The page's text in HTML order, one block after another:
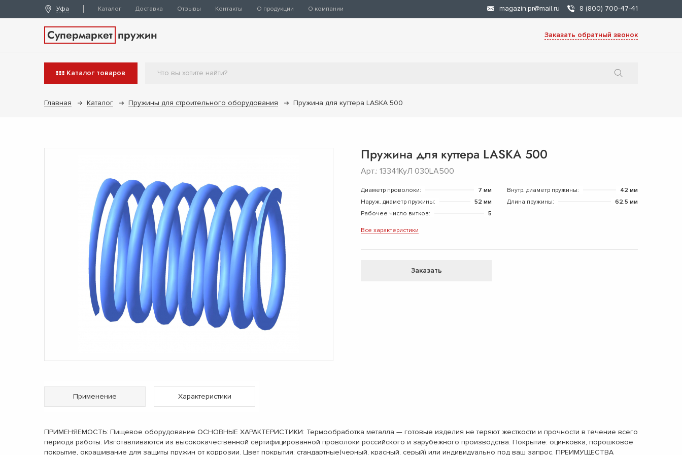
Уфа Каталог Доставка Отзывы Контакты О продукции О компании magazin.pr@mail.ru 8 (800) 700-47-41
Супермаркет пружин Заказать обратный звонок
Каталог товаров
Главная Каталог Пружины для строительного оборудования Пружина для куттера LASKA 500
Пружина для куттера LASKA 500
Арт.: 13341КуЛ 030LA500
Диаметр проволоки: 7 мм Внутр. диаметр пружины:
42 мм
Наруж. диаметр пружины:
52 мм Длина пружины:
62.5 мм
Рабочее число витков:
5
Все характеристики
Заказать
Применение Характеристики
ПРИМЕНЯЕМОСТЬ: Пищевое оборудование ОСНОВНЫЕ ХАРАКТЕРИСТИКИ: Термообработка металла — готовые изделия не теряют жесткости и прочности в течение всего
периода работы. Изготавливаются из высококачественной сертифицированной проволоки российского и зарубежного производства. Покрытие: оцинковка, порошковое
покрытие, окрашивание для защиты пружин от коррозии. Цвет покрытия: стандартные(черный, красный, серый) или индивидуально под ваш запрос. ПРЕИМУЩЕСТВА